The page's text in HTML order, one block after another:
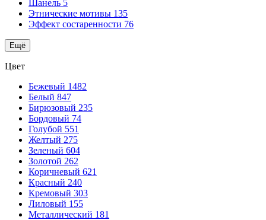
Шанель 5
Этнические мотивы 135
Эффект состаренности 76
Ещё
Цвет
Бежевый 1482
Белый 847
Бирюзовый 235
Бордовый 74
Голубой 551
Желтый 275
Зеленый 604
Золотой 262
Коричневый 621
Красный 240
Кремовый 303
Лиловый 155
Металлический 181